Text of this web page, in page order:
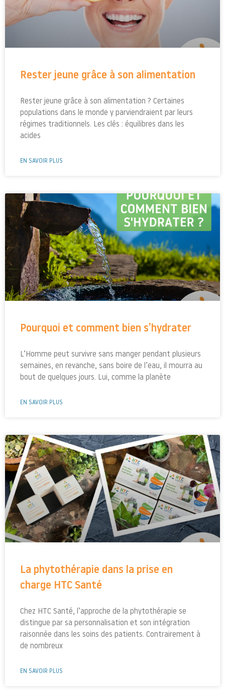
Rester jeune grâce à son alimentation
Rester jeune grâce à son alimentation ? Certaines
populations dans le monde y parviendraient par leurs
régimes traditionnels. Les clés : équilibres dans les
acides
EN SAVOIR PLUS
Pourquoi et comment bien s’hydrater
L’Homme peut survivre sans manger pendant plusieurs
semaines, en revanche, sans boire de l’eau, il mourra au
bout de quelques jours. Lui, comme la planète
EN SAVOIR PLUS
La phytothérapie dans la prise en
charge HTC Santé
Chez HTC Santé, l’approche de la phytothérapie se
distingue par sa personnalisation et son intégration
raisonnée dans les soins des patients. Contrairement à
de nombreux
EN SAVOIR PLUS